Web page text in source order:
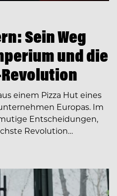
Sein Weg
und die
einem Pizza Hut eines
Europas. Im
Entscheidungen,
Revolution…